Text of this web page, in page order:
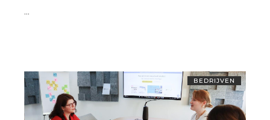
...
BEDRIJVEN